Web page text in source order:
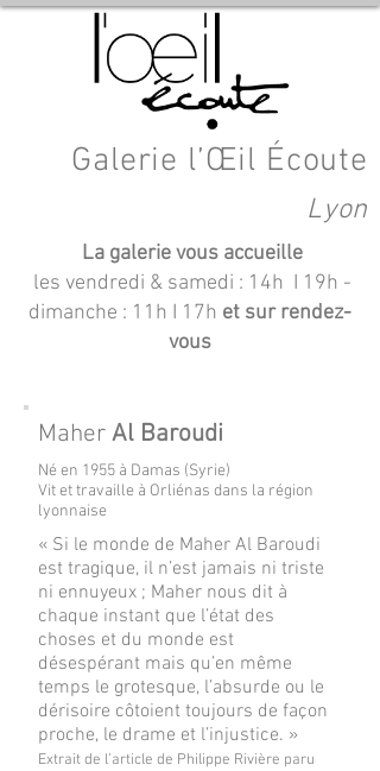
Galerie l’Œil Écoute
Lyon
La galerie vous accueille
les vendredi & samedi : 14h I 19h -
dimanche : 11h I 17h et sur rendez-
vous
Maher Al Baroudi
Né en 1955 à Damas (Syrie)
Vit et travaille à Orliénas dans la région
lyonnaise
« Si le monde de Maher Al Baroudi
est tragique, il n’est jamais ni triste
ni ennuyeux ; Maher nous dit à
chaque instant que l’état des
choses et du monde est
désespérant mais qu’en même
temps le grotesque, l’absurde ou le
dérisoire côtoient toujours de façon
proche, le drame et l’injustice. »
Extrait de l’article de Philippe Rivière paru